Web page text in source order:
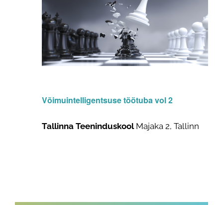
Võimuintelligentsuse töötuba vol 2
Tallinna Teeninduskool Majaka 2, Tallinn